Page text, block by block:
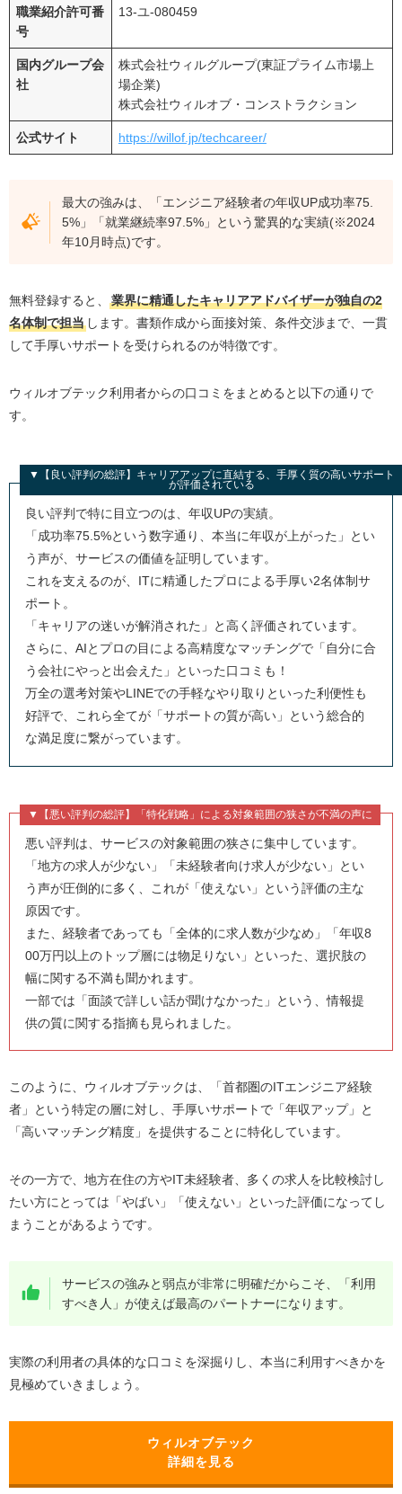
コツ②：「待ち」の姿勢はNG！サポートは遠慮なく
コツ③：「良い案件があればすぐにでも」と高い転
職意欲を示す
コツ④：リスクヘッジのために他の転職エージェン
トにも2〜3社登録する
ウィルオブテックの登録から内定までの全6ステップ
ステップ2：キャリアアドバイザーとの初回面談
ステップ3：求人紹介・応募
ステップ5：企業との面接
ステップ6：内定・条件交渉・入社
【未経験・ポテンシャル層に強い】ユニゾンキャリ
アとの違い
ウィルオブテックの評判に関するよくある質問(Q&A)
ウィルオブテックは転職成功まで完全無料？
ウィルオブテックは未経験でも利用できる？
ウィルオブテックのコーディングテストって何？
ウィルオブテックから連絡が来ない場合はどうすれ
ば良い？
ウィルオブテックの退会は簡単にできる？
ウィルオブ・ワークとの違いは何？
経験者にとって最高のパートナー
職業紹介許可番
号
13-ユ-080459
国内グループ会
社
株式会社ウィルグループ(東証プライム市場上
場企業)
株式会社ウィルオブ・コンストラクション
公式サイト https://willof.jp/techcareer/
最大の強みは、「エンジニア経験者の年収UP成功率75.
5%」「就業継続率97.5%」という驚異的な実績(※2024
年10月時点)です。
無料登録すると、
業界に精通したキャリアアドバイザーが独自の2
名体制で担当します。書類作成から面接対策、条件交渉まで、一貫
して手厚いサポートを受けられるのが特徴です。
ウィルオブテック利用者からの口コミをまとめると以下の通りで
す。
▼【良い評判の総評】キャリアアップに直結する、手厚く質の高いサポート
が評価されている
良い評判で特に目立つのは、年収UPの実績。
「成功率75.5%という数字通り、本当に年収が上がった」とい
う声が、サービスの価値を証明しています。
これを支えるのが、ITに精通したプロによる手厚い2名体制サ
ポート。
「キャリアの迷いが解消された」と高く評価されています。
さらに、AIとプロの目による高精度なマッチングで「自分に合
う会社にやっと出会えた」といった口コミも！
万全の選考対策やLINEでの手軽なやり取りといった利便性も
好評で、これら全てが「サポートの質が高い」という総合的
な満足度に繋がっています。
▼【悪い評判の総評】「特化戦略」による対象範囲の狭さが不満の声に
悪い評判は、サービスの対象範囲の狭さに集中しています。
「地方の求人が少ない」「未経験者向け求人が少ない」とい
う声が圧倒的に多く、これが「使えない」という評価の主な
原因です。
また、経験者であっても「全体的に求人数が少なめ」「年収8
00万円以上のトップ層には物足りない」といった、選択肢の
幅に関する不満も聞かれます。
一部では「面談で詳しい話が聞けなかった」という、情報提
供の質に関する指摘も見られました。
このように、ウィルオブテックは、「首都圏のITエンジニア経験
者」という特定の層に対し、手厚いサポートで「年収アップ」と
「高いマッチング精度」を提供することに特化しています。
その一方で、地方在住の方やIT未経験者、多くの求人を比較検討し
たい方にとっては「やばい」「使えない」といった評価になってし
まうことがあるようです。
サービスの強みと弱点が非常に明確だからこそ、「利用
すべき人」が使えば最高のパートナーになります。
実際の利用者の具体的な口コミを深掘りし、本当に利用すべきかを
見極めていきましょう。
ウィルオブテック
詳細を見る